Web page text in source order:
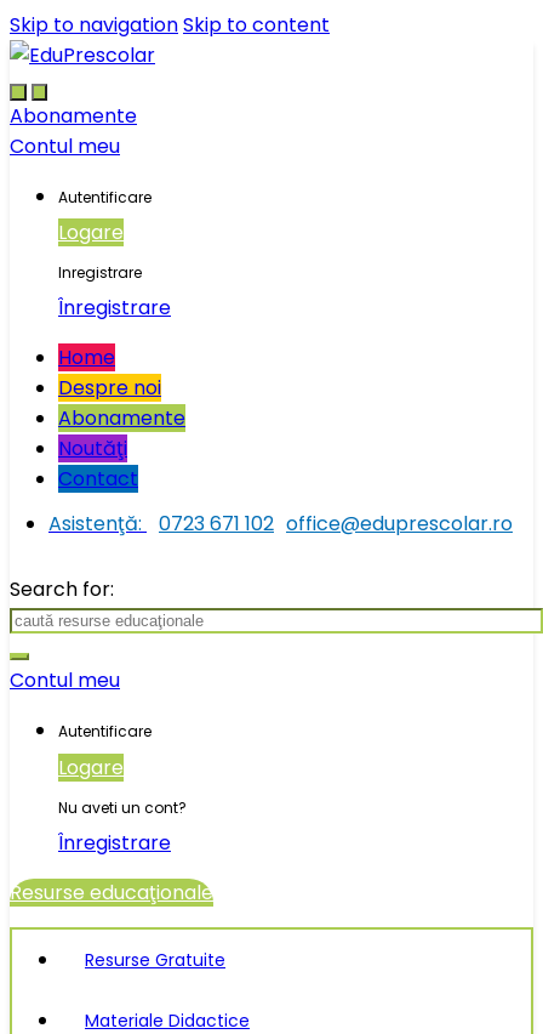
Skip to navigationSkip to content
Abonamente
Contul meu
Autentificare
Logare
Inregistrare
Înregistrare
Home
Despre noi
Abonamente
Noutăţi
Contact
Asistenţă:
0723 671 102 office@eduprescolar.ro
Search for:
Contul meu
Autentificare
Logare
Nu aveti un cont?
Înregistrare
Resurse educaţionale
Resurse Gratuite
Materiale Didactice